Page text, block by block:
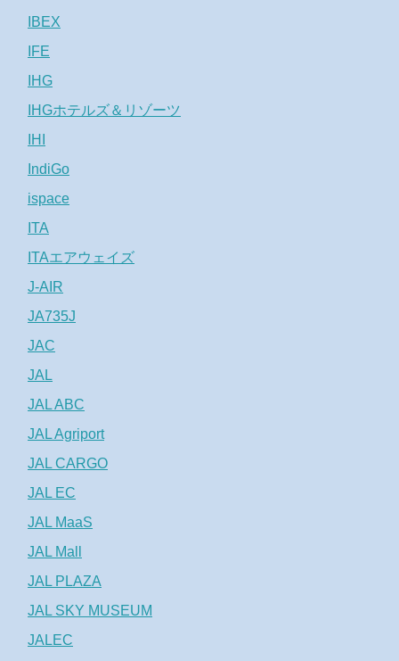
IBEX
IFE
IHG
IHGホテルズ＆リゾーツ
IHI
IndiGo
ispace
ITA
ITAエアウェイズ
J-AIR
JA735J
JAC
JAL
JAL ABC
JAL Agriport
JAL CARGO
JAL EC
JAL MaaS
JAL Mall
JAL PLAZA
JAL SKY MUSEUM
JALEC